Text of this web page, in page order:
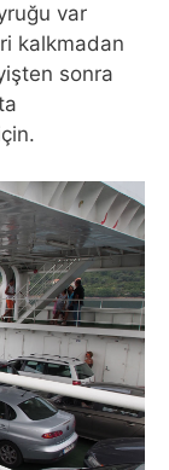
var
kalkmadan
sonra